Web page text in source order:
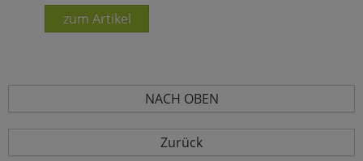
zum Artikel
NACH OBEN
Zurück